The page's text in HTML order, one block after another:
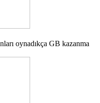
oynadıkça GB kazanma